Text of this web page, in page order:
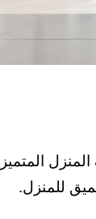
للمنزل.